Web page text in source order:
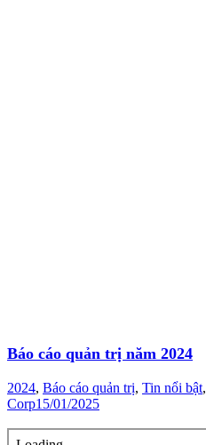
Báo cáo quản trị năm 2024
2024, Báo cáo quản trị, Tin nổi bật,
Corp15/01/2025